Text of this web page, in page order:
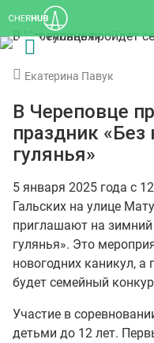
Екатерина Павук
В Череповце
праздник «Без
гулянья»
5 января 2025 года с
Гальских на улице
приглашают на зимний
гулянья». Это
новогодних каникул,
будет семейный
Участие в
детьми до 12 лет.